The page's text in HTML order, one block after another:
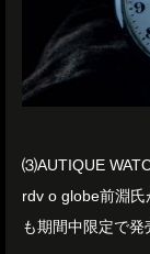
⑶AUTIQUE
rdv o globe前淵
も期間中限定で発